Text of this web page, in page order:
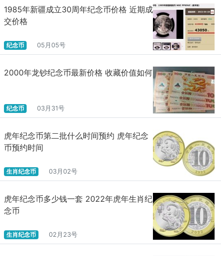
1985年新疆成立30周年纪念币价格 近期成
交价格
纪念币 05月05号
2000年龙钞纪念币最新价格 收藏价值如何
纪念币 03月31号
虎年纪念币第二批什么时间预约 虎年纪念
币预约时间
生肖纪念币 03月02号
虎年纪念币多少钱一套 2022年虎年生肖纪
念币
生肖纪念币 02月23号